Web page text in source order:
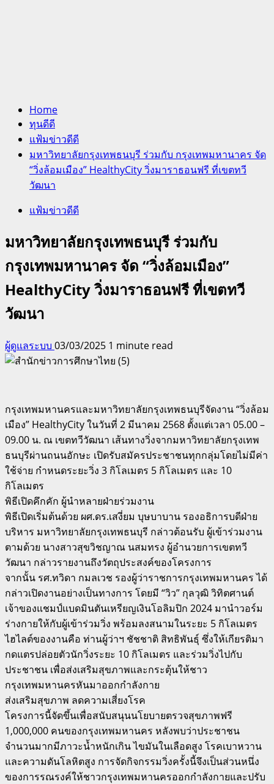
Home
ทุนดีดี
แฟ้มข่าวดีดี
มหาวิทยาลัยกรุงเทพธนบุรี ร่วมกับ กรุงเทพมหานาคร จัด
“วิ่งล้อมเมือง” HealthyCity วิ่งมาราธอนฟรี ที่เขตทวี
วัฒนา
แฟ้มข่าวดีดี
มหาวิทยาลัยกรุงเทพธนบุรี ร่วมกับ
กรุงเทพมหานาคร จัด “วิ่งล้อมเมือง”
HealthyCity วิ่งมาราธอนฟรี ที่เขตทวี
วัฒนา
ผู้ดูแลระบบ 03/03/2025 1 minute read
กรุงเทพมหานครและมหาวิทยาลัยกรุงเทพธนบุรีจัดงาน “วิ่งล้อม
เมือง” HealthyCity ในวันที่ 2 มีนาคม 2568 ตั้งแต่เวลา 05.00 –
09.00 น. ณ เขตทวีวัฒนา เส้นทางวิ่งจากมหาวิทยาลัยกรุงเทพ
ธนบุรีผ่านถนนอักษะ เปิดรับสมัครประชาชนทุกกลุ่มโดยไม่มีค่า
ใช้จ่าย กำหนดระยะวิ่ง 3 กิโลเมตร 5 กิโลเมตร และ 10
กิโลเมตร
พิธีเปิดคึกคัก ผู้นำหลายฝ่ายร่วมงาน
พิธีเปิดเริ่มต้นด้วย ผศ.ดร.เสงี่ยม บุษบาบาน รองอธิการบดีฝ่าย
บริหาร มหาวิทยาลัยกรุงเทพธนบุรี กล่าวต้อนรับ ผู้เข้าร่วมงาน
ตามด้วย นางสาวสุขวิชญาณ นสมทรง ผู้อำนวยการเขตทวี
วัฒนา กล่าวรายงานถึงวัตถุประสงค์ของโครงการ
จากนั้น รศ.ทวิดา กมลเวช รองผู้ว่าราชการกรุงเทพมหานคร ได้
กล่าวเปิดงานอย่างเป็นทางการ โดยมี “วิว” กุลวุฒิ วิทิตศานต์
เจ้าของแชมป์แบดมินตันเหรียญเงินโอลิมปิก 2024 มานำวอร์ม
ร่างกายให้กับผู้เข้าร่วมวิ่ง พร้อมลงสนามในระยะ 5 กิโลเมตร
ไฮไลต์ของงานคือ ท่านผู้ว่าฯ ชัชชาติ สิทธิพันธุ์ ซึ่งให้เกียรติมา
กดแตรปล่อยตัวนักวิ่งระยะ 10 กิโลเมตร และร่วมวิ่งไปกับ
ประชาชน เพื่อส่งเสริมสุขภาพและกระตุ้นให้ชาว
กรุงเทพมหานครหันมาออกกำลังกาย
ส่งเสริมสุขภาพ ลดความเสี่ยงโรค
โครงการนี้จัดขึ้นเพื่อสนับสนุนนโยบายตรวจสุขภาพฟรี
1,000,000 คนของกรุงเทพมหานคร หลังพบว่าประชาชน
จำนวนมากมีภาวะน้ำหนักเกิน ไขมันในเลือดสูง โรคเบาหวาน
และความดันโลหิตสูง การจัดกิจกรรมวิ่งครั้งนี้จึงเป็นส่วนหนึ่ง
ของการรณรงค์ให้ชาวกรุงเทพมหานครออกกำลังกายและปรับ